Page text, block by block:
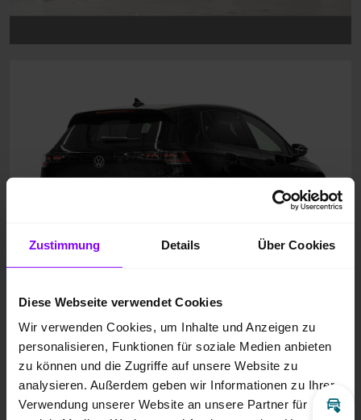
Zustimmung Details Über Cookies
Diese Webseite verwendet Cookies
Wir verwenden Cookies, um Inhalte und Anzeigen zu
personalisieren, Funktionen für soziale Medien anbieten
zu können und die Zugriffe auf unsere Website zu
analysieren. Außerdem geben wir Informationen zu Ihrer
Verwendung unserer Website an unsere Partner für